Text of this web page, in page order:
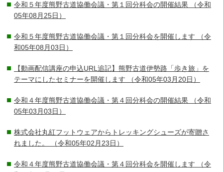
令和５年度熊野古道協働会議・第１回分科会の開催結果 （令和
05年08月25日）
令和５年度熊野古道協働会議・第１回分科会を開催します （令
和05年08月03日）
【動画配信講座の申込URL追記】熊野古道伊勢路「歩き旅」を
テーマにしたセミナーを開催します （令和05年03月20日）
令和４年度熊野古道協働会議・第４回分科会の開催結果 （令和
05年03月03日）
株式会社丸紅フットウェアからトレッキングシューズが寄贈さ
れました。
（令和05年02月23日）
令和４年度熊野古道協働会議・第４回分科会を開催します （令